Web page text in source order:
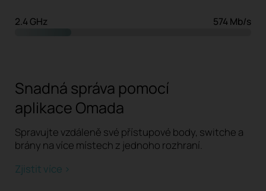
2.4 GHz 574 Mb/s
Snadná správa pomocí
aplikace Omada
Spravujte vzdáleně své přístupové body, switche a
brány na více místech z jednoho rozhraní.
Zjistit více >